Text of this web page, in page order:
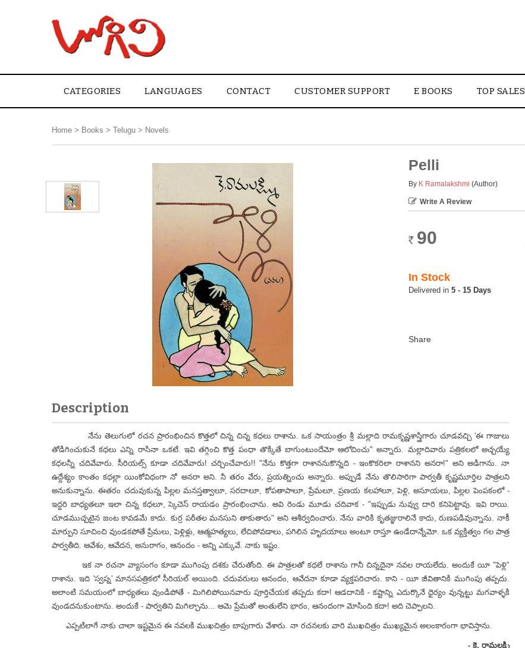
CATEGORIES LANGUAGES CONTACT CUSTOMER SUPPORT E BOOKS TOP SALES
Home > Books > Telugu > Novels
Pelli
By K Ramalakshmi (Author)
Write A Review
Rs. 90
In Stock
5 - 15 Days
Description
నేను తెలుగులో రచన ప్రారంభించిన కొత్తలో చిన్న చిన్న కధలు రాశాను. ఒక సాయంత్రం శ్రీ మల్లాది రామకృష్ణశాస్త్రిగారు చూడవచ్చి 'ఈ గాజులు
తోడిగించుకునే కధలు ఎన్ని రాసినా ఒకటే. ఇవి తగ్గించి కొత్త పంధా తొక్కితే బాగుంటుందేమో ఆలోచించు" అన్నారు. మల్లాదివారు పత్రికలలో అచ్చయ్యే
కధలన్నీ చదివేవారు. సీరియల్స్ కూడా చదివేవారు! చర్చించేవారు!! "నేను కొత్తగా రాశాననుకొన్నది - ఇంకొకరిలా రాశానని అనరా!" అని అడిగాను. నా
ఉద్దేశ్యం కాంతం కధల్లా యింకోవిధంగా నో అనరా అని. నీ తరం వేరు, ప్రయత్నించు అన్నారు. అప్పుడే నేను తొలిసారిగా పార్వతీ కృష్ణమూర్తిల పాత్రలని
అనుకున్నాను. ఈతరం చదువుకున్న పిల్లల మనస్తత్వాలూ, సరదాలూ, కోపతాపాలూ, ప్రేమలూ, ప్రణయ కలహాలూ, పెళ్లి, అసూయలు, పిల్లల పెంపకంలో -
ఇద్దరి బాధ్యతలూ ఇలా చిన్న కధలూ, స్కెచెస్ రాయడం ప్రారంభించాను. అవి రెండు మూడు చదివాక - "ఇప్పుడు నువ్వు దారి కనిపెట్టావు. ఇవి రాయి.
చూడముచ్చటైన జంట కావడమే కాదు. కుర్ర పఠీతల మనసుని తాకుతారు" అని ఆశీర్వదించారు. నేను వారికి కృతజ్ఞురాలినే కాదు, రుణపడివున్నాను. నాకీ
మార్పుని సూచించి వుండకపోతే ప్రేమలు, పెళ్లిళ్లు, ఆత్మహత్యలు, లేచిపోవడాలు, పగిలిన హృదయాలు అంటూ రాస్తూ ఉండేదాన్నేమో. ఒక వ్యక్తిత్వం గల పాత్ర
పార్వతీది. ఆవేశం, ఆవేదన, అనురాగం, ఆనందం - అన్ని ఎక్కువే. నాకు ఇష్టం.
ఇక నా రచనా వ్యాసంగం కూడా ముగింపు దశకు చేరుతోంది. ఈ పాత్రలతో కధలే రాశాను గానీ చిన్నదైనా నవల రాయలేదు. అందుకే యీ "పెళ్లి"
రాశాను. ఇది 'స్వప్న' మానసపత్రికలో సీరియల్ అయింది. చదువరులు ఆనందం, ఆవేదనా కూడా వ్యక్తపరిచారు. కాని - యీ జీవితానికి ముగింపు తప్పదు.
అలాంటి సమయంలో బాధ్యతలు వుండిపోతే - మిగిలిపోయినవారు పూర్తిచేయక తప్పదు కదా! ఆడదానికి - కష్టాన్ని ఎదుర్కొనే ధైర్యం వున్నట్టు మగవాళ్ళకి
వుండదనుకుంటాను. అందుకే - పార్వతిని మిగిల్చాను... ఆమె ప్రేమతో అంతులేని భారం, ఆనందంగా మోసింది కదా! అది చెప్పాలని.
ఎప్పటిలాగే నాకు చాలా ఇష్టమైన ఈ నవలకి ముఖచిత్రం బాపుగారు వేశారు. నా రచనలకు వారి ముఖచిత్రం ముఖ్యమైన అలంకారంగా భావిస్తాను.
- కె. రామలక్ష్మి